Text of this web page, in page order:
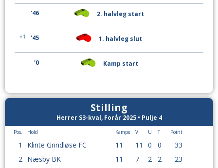
'46 2. halvleg start
'45
+1 1. halvleg slut
'0 Kamp start
Stilling
Herrer S3-kval, Forår 2025 • Pulje 4
Pos. Hold Kampe V U T Point
1 Klinte Grindløse FC 11 11 0 0
33
2 Næsby BK 11 7 2 2
23